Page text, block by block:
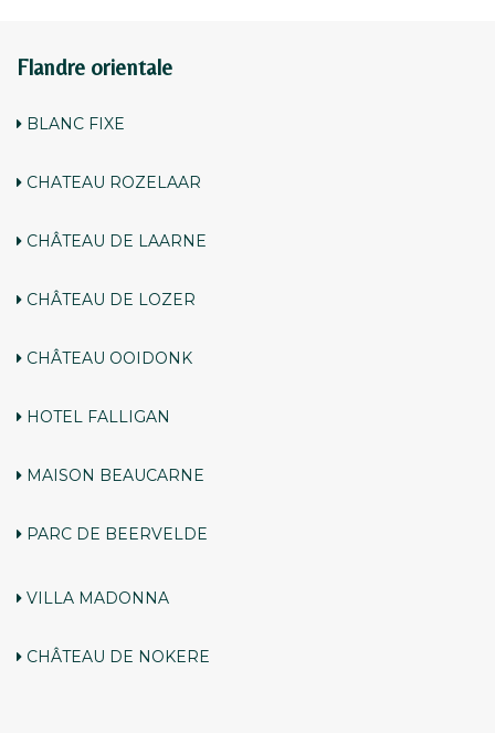
Flandre orientale
BLANC FIXE
CHATEAU ROZELAAR
CHÂTEAU DE LAARNE
CHÂTEAU DE LOZER
CHÂTEAU OOIDONK
HOTEL FALLIGAN
MAISON BEAUCARNE
PARC DE BEERVELDE
VILLA MADONNA
CHÂTEAU DE NOKERE